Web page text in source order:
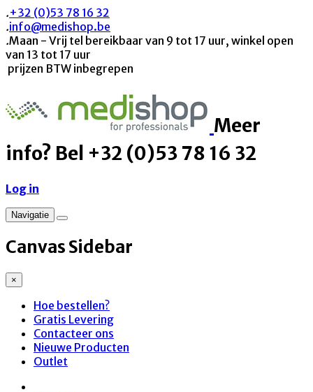
.+32 (0)53 78 16 32
.info@medishop.be
.Maan - Vrij tel bereikbaar van 9 tot 17 uur, winkel open
van 13 tot 17 uur
prijzen BTW inbegrepen
Meer
info? Bel +32 (0)53 78 16 32
Log in
Navigatie
Canvas Sidebar
×
Hoe bestellen?
Gratis Levering
Contacteer ons
Nieuwe Producten
Outlet